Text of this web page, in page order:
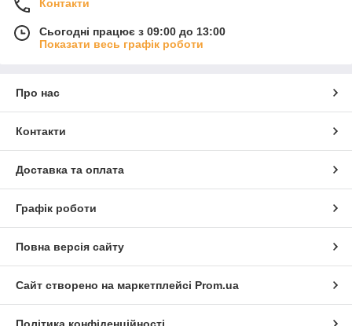
Контакти
Сьогодні працює з 09:00 до 13:00
Показати весь графік роботи
Про нас
Контакти
Доставка та оплата
Графік роботи
Повна версія сайту
Сайт створено на маркетплейсі Prom.ua